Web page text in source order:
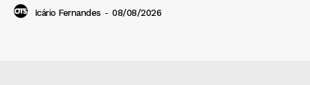
Icário Fernandes - 08/08/2026